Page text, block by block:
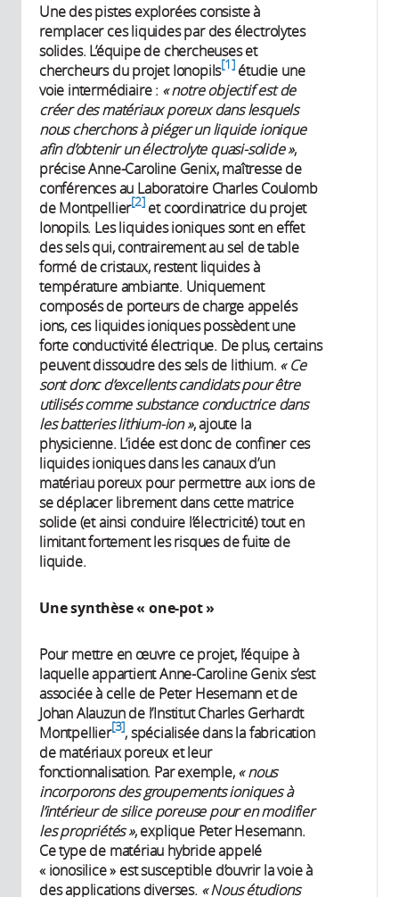
Une des pistes explorées consiste à
remplacer ces liquides par des électrolytes
solides. L’équipe de chercheuses et
chercheurs du projet Ionopils 1 étudie une
voie intermédiaire : « notre objectif est de
créer des matériaux poreux dans lesquels
nous cherchons à piéger un liquide ionique
afin d’obtenir un électrolyte quasi-solide »,
précise Anne-Caroline Genix, maîtresse de
conférences au Laboratoire Charles Coulomb
de Montpellier 2 et coordinatrice du projet
Ionopils. Les liquides ioniques sont en effet
des sels qui, contrairement au sel de table
formé de cristaux, restent liquides à
température ambiante. Uniquement
composés de porteurs de charge appelés
ions, ces liquides ioniques possèdent une
forte conductivité électrique. De plus, certains
peuvent dissoudre des sels de lithium. « Ce
sont donc d’excellents candidats pour être
utilisés comme substance conductrice dans
les batteries lithium-ion », ajoute la
physicienne. L’idée est donc de confiner ces
liquides ioniques dans les canaux d’un
matériau poreux pour permettre aux ions de
se déplacer librement dans cette matrice
solide (et ainsi conduire l’électricité) tout en
limitant fortement les risques de fuite de
liquide.
Une synthèse « one-pot »
Pour mettre en œuvre ce projet, l’équipe à
laquelle appartient Anne-Caroline Genix s’est
associée à celle de Peter Hesemann et de
Johan Alauzun de l’Institut Charles Gerhardt
Montpellier 3 , spécialisée dans la fabrication
de matériaux poreux et leur
fonctionnalisation. Par exemple,« nous
incorporons des groupements ioniques à
l’intérieur de silice poreuse pour en modifier
les propriétés », explique Peter Hesemann.
Ce type de matériau hybride appelé
« ionosilice » est susceptible d’ouvrir la voie à
des applications diverses. « Nous étudions